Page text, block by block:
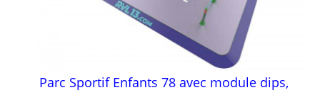
Parc Sportif Enfants 78 avec module dips,